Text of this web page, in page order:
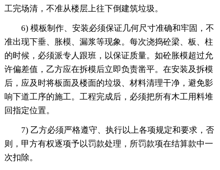
工完场清，不准从楼层上往下倒建筑垃圾。
6) 模板制作、安装必须保证几何尺寸准确和牢固，不
准出现下垂、胀模、漏浆等现象。每次浇捣砼梁、板、柱
的时候，必须派专人跟班，以保证质量。如砼胀模超过允
许偏差值，乙方应在拆模后立即负责凿平。在安装及拆模
后，应及时将板面及楼面的垃圾、材料清理干净，避免影
响下道工序的施工。工程完成后，必须把所有木工用料堆
回指定位置。
7) 乙方必须严格遵守、执行以上各项规定和要求，否
则，甲方有权逐项予以罚款处理，所罚款项在结算款中一
次扣除。